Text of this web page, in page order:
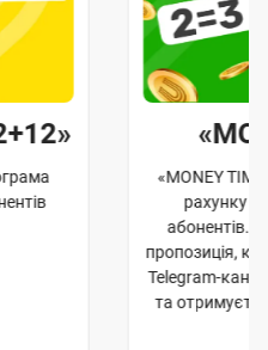
«MONEY
рахунку
абонентів.
пропозиція,
Telegram-
та